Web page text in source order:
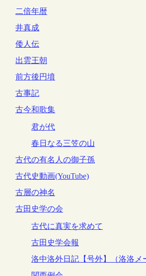
二倍年暦
井真成
倭人伝
出雲王朝
前方後円墳
古事記
古今和歌集
君が代
春日なる三笠の山
古代の有名人の御子孫
古代史動画(YouTube)
古層の神名
古田史学の会
古代に真実を求めて
古田史学会報
洛中洛外日記【号外】（洛洛メ